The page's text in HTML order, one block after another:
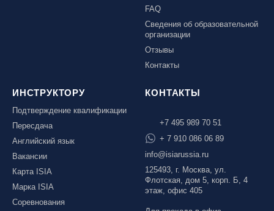
FAQ
Сведения об образовательной
организации
Отзывы
Контакты
ИНСТРУКТОРУ
Подтверждение квалификации
Пересдача
Английский язык
Вакансии
Карта ISIA
Марка ISIA
Соревнования
КОНТАКТЫ
+7 495 989 70 51
+ 7 910 086 06 89
info@isiarussia.ru
125493, г. Москва, ул.
Флотская, дом 5, корп. Б, 4
этаж, офис 405